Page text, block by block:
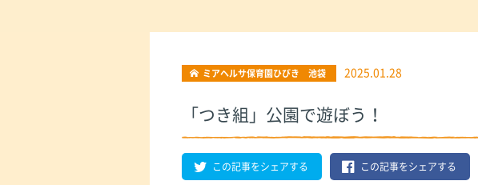
ミアヘルサ保育園ひびき 池袋 2025.01.28
「つき組」公園で遊ぼう！
この記事をシェアする この記事をシェアする